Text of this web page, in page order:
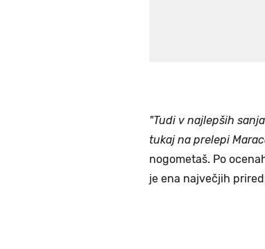
"Tudi v najlepših
tukaj na prelepi
nogometaš. Po
je ena največjih